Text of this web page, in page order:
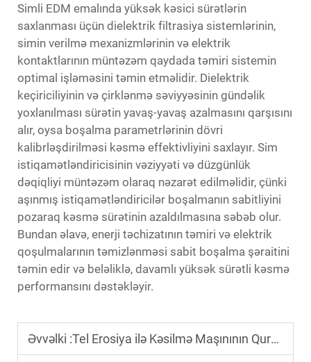
Simli EDM emalında yüksək kəsici sürətlərin
saxlanması üçün dielektrik filtrasiya sistemlərinin,
simin verilmə mexanizmlərinin və elektrik
kontaktlarının müntəzəm qaydada təmiri sistemin
optimal işləməsini təmin etməlidir. Dielektrik
keçiriciliyinin və çirklənmə səviyyəsinin gündəlik
yoxlanılması sürətin yavaş-yavaş azalmasını qarşısını
alır, oysa boşalma parametrlərinin dövri
kalibrləşdirilməsi kəsmə effektivliyini saxlayır. Sim
istiqamətləndiricisinin vəziyyəti və düzgünlük
dəqiqliyi müntəzəm olaraq nəzarət edilməlidir, çünki
aşınmış istiqamətləndiricilər boşalmanın sabitliyini
pozaraq kəsmə sürətinin azaldılmasına səbəb olur.
Bundan əlavə, enerji təchizatının təmiri və elektrik
qoşulmalarının təmizlənməsi sabit boşalma şəraitini
təmin edir və beləliklə, davamlı yüksək sürətli kəsmə
performansını dəstəkləyir.
Əvvəlki :Tel Erosiya ilə Kəsilmə Maşınının Quraşdırılması: Operatorlar Nəyə Diqqət Etməlidir?